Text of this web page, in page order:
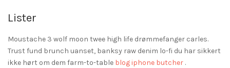
Lister
Moustache 3 wolf moon twee high life drømmefanger carles.
Trust fund brunch uanset, banksy raw denim lo-fi du har sikkert
ikke hørt om dem farm-to-table blog iphone butcher .